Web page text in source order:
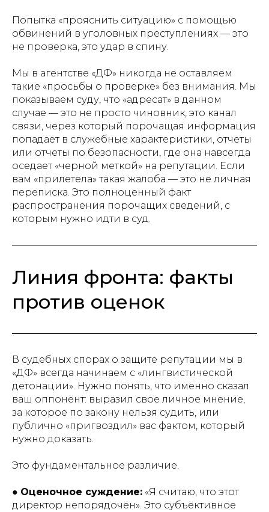
Попытка «прояснить ситуацию» с помощью
обвинений в уголовных преступлениях — это
не проверка, это удар в спину.
Мы в агентстве «ДФ» никогда не оставляем
такие «просьбы о проверке» без внимания. Мы
показываем суду, что «адресат» в данном
случае — это не просто чиновник, это канал
связи, через который порочащая информация
попадает в служебные характеристики, отчеты
или отчеты по безопасности, где она навсегда
оседает «черной меткой» на репутации. Если
вам «прилетела» такая жалоба — это не личная
переписка. Это полноценный факт
распространения порочащих сведений, с
которым нужно идти в суд.
Линия фронта: факты
против оценок
В судебных спорах о защите репутации мы в
«ДФ» всегда начинаем с «лингвистической
детонации». Нужно понять, что именно сказал
ваш оппонент: выразил свое личное мнение,
за которое по закону нельзя судить, или
публично «пригвоздил» вас фактом, который
нужно доказать.
Это фундаментальное различие.
● Оценочное суждение: «Я считаю, что этот
директор непорядочен». Это субъективное